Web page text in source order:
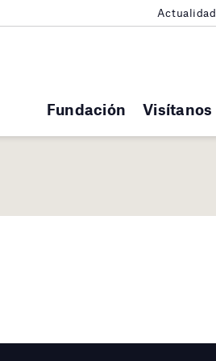
Fundación Visítanos
Actualidad